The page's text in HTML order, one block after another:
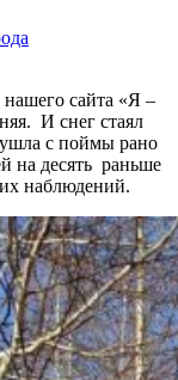
сайта «Я –
И снег стаял
с поймы рано
на десять раньше
наблюдений.